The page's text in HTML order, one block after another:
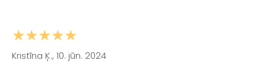
★★★★★
Kristīna Ķ., 10. jūn. 2024